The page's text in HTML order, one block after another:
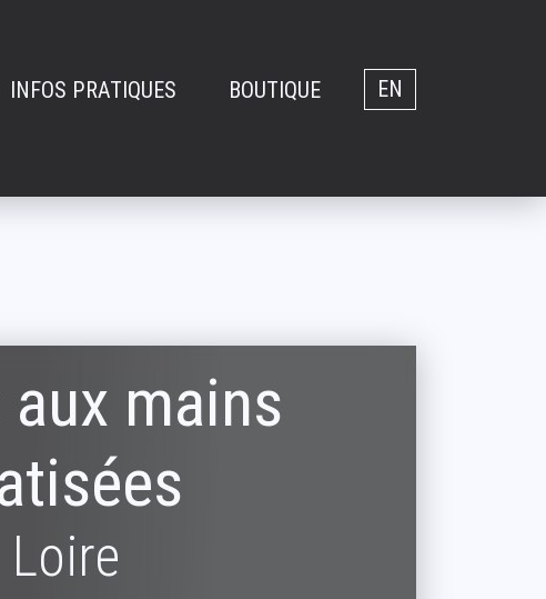
EN
INFOS PRATIQUES BOUTIQUE
mains